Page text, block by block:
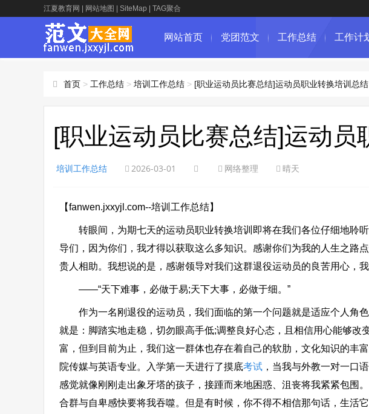
江夏教育网 网站地图 SiteMap TAG聚合
网站首页 党团范文 工作总结 工作计
首页 > 工作总结 > 培训工作总结 > [职业运动员比赛总结]运动员职业转换培训总结
[职业运动员比赛总结]运动员
培训工作总结 2026-03-01 网络整理 晴天
【fanwen.jxxyjl.com--培训工作总结】
转眼间，为期七天的运动员职业转换培训即将在我们各位仔细地聆
导们，因为你们，我才得以获取这么多知识。感谢你们为我的人生之路
贵人相助。我想说的是，感谢领导对我们这群退役运动员的良苦用心，
——“天下难事，必做于易;天下大事，必做于细。”
作为一名刚退役的运动员，我们面临的第一个问题就是适应个人角
就是：脚踏实地走稳，切勿眼高手低;调整良好心态，且相信用心能够
富，但到目前为止，我们这一群体也存在着自己的软肋，文化知识的丰
院传媒与英语专业。入学第一天进行了摸底考试 ，当我与外教一对一口
感觉就像刚刚走出象牙塔的孩子，接踵而来地困惑、沮丧将我紧紧包围
合群与自卑感快要将我吞噬。但是有时候，你不得不相信那句话，生活